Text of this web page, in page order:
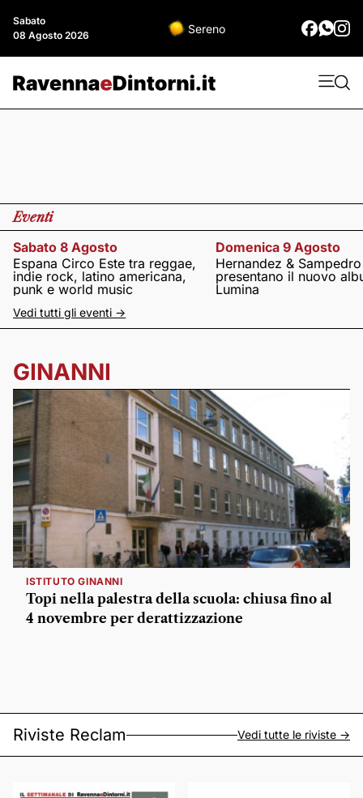
Sabato
08 Agosto 2026
Sereno
Eventi
Sabato 8 Agosto
Espana Circo Este tra reggae,
indie rock, latino americana,
punk e world music
Domenica 9 Agosto
Hernandez & Sampedro
presentano il nuovo
Lumina
Vedi tutti gli eventi ->
GINANNI
ISTITUTO GINANNI
Topi nella palestra della scuola: chiusa fino al
4 novembre per derattizzazione
Riviste Reclam Vedi tutte le riviste ->